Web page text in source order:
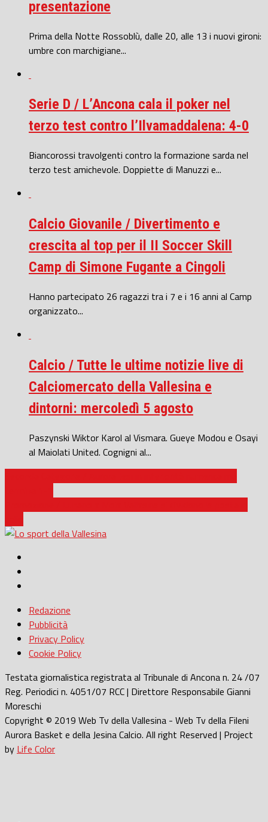
presentazione
Prima della Notte Rossoblù, dalle 20, alle 13 i nuovi gironi:
umbre con marchigiane...
Serie D / L’Ancona cala il poker nel
terzo test contro l’Ilvamaddalena: 4-0
Biancorossi travolgenti contro la formazione sarda nel
terzo test amichevole. Doppiette di Manuzzi e...
Calcio Giovanile / Divertimento e
crescita al top per il II Soccer Skill
Camp di Simone Fugante a Cingoli
Hanno partecipato 26 ragazzi tra i 7 e i 16 anni al Camp
organizzato...
Calcio / Tutte le ultime notizie live di
Calciomercato della Vallesina e
dintorni: mercoledì 5 agosto
Paszynski Wiktor Karol al Vismara. Gueye Modou e Osayi
al Maiolati United. Cognigni al...
Redazione
Pubblicità
Privacy Policy
Cookie Policy
Testata giornalistica registrata al Tribunale di Ancona n. 24 /07
Reg. Periodici n. 4051/07 RCC | Direttore Responsabile Gianni
Moreschi
Copyright © 2019 Web Tv della Vallesina - Web Tv della Fileni
Aurora Basket e della Jesina Calcio. All right Reserved | Project
by Life Color